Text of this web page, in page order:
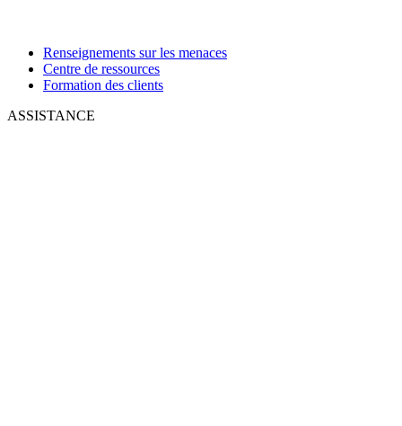
Renseignements sur les menaces
Centre de ressources
Formation des clients
ASSISTANCE